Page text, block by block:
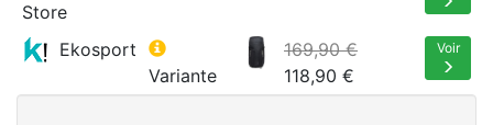
Store
Ekosport
Variante
169,90 €
118,90 €
Voir